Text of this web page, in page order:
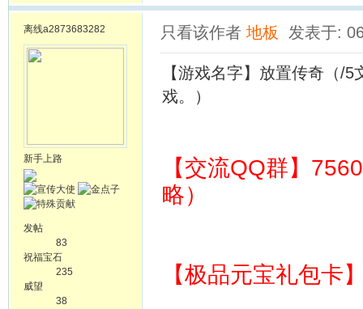
离线a2873683282
新手上路
发帖
83
祝福宝石
235
威望
38
只看该作者 地板 发表于:
【游戏名字】放置传奇（/
戏。）
【交流QQ群】
略）
【极品元宝礼包